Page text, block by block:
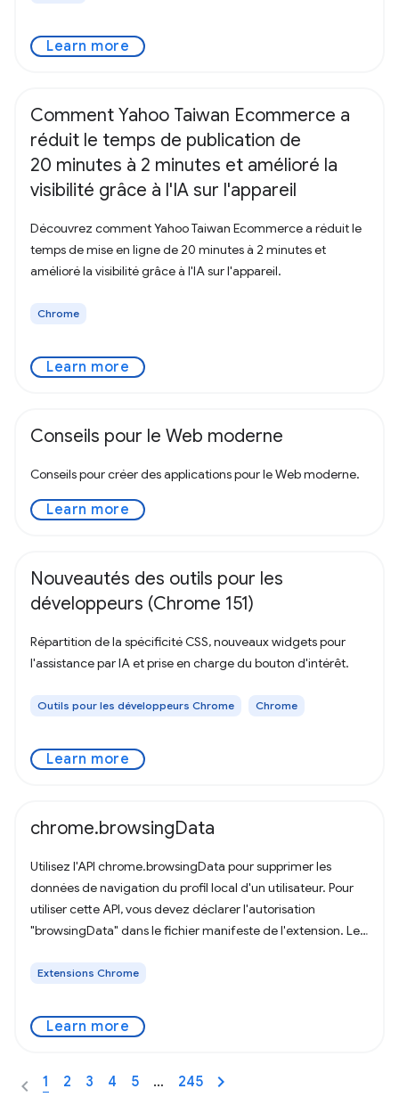
Learn more
Comment Yahoo Taiwan Ecommerce a
réduit le temps de publication de
20 minutes à 2 minutes et amélioré la
visibilité grâce à l'IA sur l'appareil
Découvrez comment Yahoo Taiwan Ecommerce a réduit le
temps de mise en ligne de 20 minutes à 2 minutes et
amélioré la visibilité grâce à l'IA sur l'appareil.
Chrome
Learn more
Conseils pour le Web moderne
Conseils pour créer des applications pour le Web moderne.
Learn more
Nouveautés des outils pour les
développeurs (Chrome 151)
Répartition de la spécificité CSS, nouveaux widgets pour
l'assistance par IA et prise en charge du bouton d'intérêt.
Outils pour les développeurs Chrome Chrome
Learn more
chrome.browsingData
Utilisez l'API chrome.browsingData pour supprimer les
données de navigation du profil local d'un utilisateur. Pour
utiliser cette API, vous devez déclarer l'autorisation
"browsingData" dans le fichier manifeste de l'extension. Le
Extensions Chrome
Learn more
1 2 3 4 5 … 245